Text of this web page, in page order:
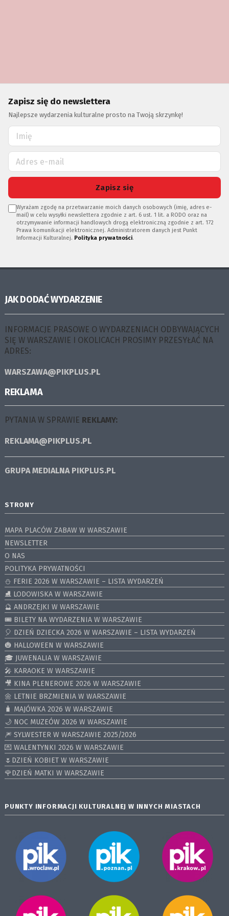
Zapisz się do newslettera
Najlepsze wydarzenia kulturalne prosto na Twoją skrzynkę!
Zapisz się
Wyrażam zgodę na przetwarzanie moich danych osobowych (imię, adres e-
mail) w celu wysyłki newslettera zgodnie z art. 6 ust. 1 lit. a RODO oraz na
otrzymywanie informacji handlowych drogą elektroniczną zgodnie z art. 172
Prawa komunikacji elektronicznej. Administratorem danych jest Punkt
Informacji Kulturalnej. Polityka prywatności.
JAK DODAĆ WYDARZENIE
INFORMACJE PRASOWE O WYDARZENIACH ODBYWAJĄCYCH
SIĘ W WARSZAWIE I OKOLICACH PROSIMY PRZESYŁAĆ NA
ADRES:
WARSZAWA@PIKPLUS.PL
REKLAMA
PYTANIA W SPRAWIE REKLAMY:
REKLAMA@PIKPLUS.PL
GRUPA MEDIALNA PIKPLUS.PL
STRONY
MAPA PLACÓW ZABAW W WARSZAWIE
NEWSLETTER
O NAS
POLITYKA PRYWATNOŚCI
⛄️ FERIE 2026 W WARSZAWIE – LISTA WYDARZEŃ
⛸ LODOWISKA W WARSZAWIE
🔮 ANDRZEJKI W WARSZAWIE
🎟️ BILETY NA WYDARZENIA W WARSZAWIE
🎈 DZIEŃ DZIECKA 2026 W WARSZAWIE – LISTA WYDARZEŃ
🎃 HALLOWEEN W WARSZAWIE
🎓 JUWENALIA W WARSZAWIE
🎤 KARAOKE W WARSZAWIE
🎥 KINA PLENEROWE 2026 W WARSZAWIE
🌼 LETNIE BRZMIENIA W WARSZAWIE
🧳 MAJÓWKA 2026 W WARSZAWIE
🌙 NOC MUZEÓW 2026 W WARSZAWIE
🎆 SYLWESTER W WARSZAWIE 2025/2026
💌 WALENTYNKI 2026 W WARSZAWIE
🌷DZIEŃ KOBIET W WARSZAWIE
🌹DZIEŃ MATKI W WARSZAWIE
PUNKTY INFORMACJI KULTURALNEJ W INNYCH MIASTACH